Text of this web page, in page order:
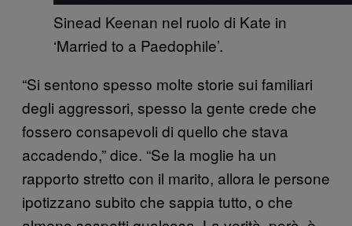
Sinead Keenan nel ruolo di Kate in
‘Married to a Paedophile’.
“Si sentono spesso molte storie sui familiari
degli aggressori, spesso la gente crede che
fossero consapevoli di quello che stava
accadendo,” dice. “Se la moglie ha un
rapporto stretto con il marito, allora le persone
ipotizzano subito che sappia tutto, o che